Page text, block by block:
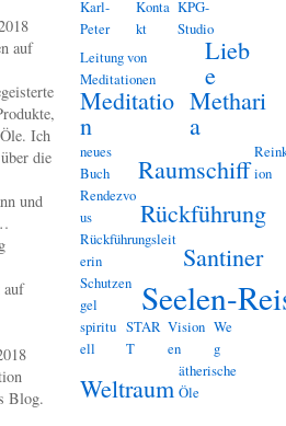
auf
Ich
die
und
auf
Blog.
Karl-
Peter
Konta
kt
KPG-
Studio
Leitung von
Meditationen
Lieb
e
Meditatio
n
Methari
a
neues
Buch
Raumschiff ion
Rendezvo
us
Rückführung
Rückführungsleit
erin
Santiner
Schutzen
gel
Seelen-
spiritu
ell
STAR
T
Vision
en
We
g
Weltraum
ätherische
Öle